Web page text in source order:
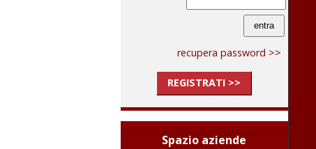
recupera password >>
REGISTRATI >>
Spazio aziende